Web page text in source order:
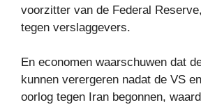
voorzitter van de Federal
tegen verslaggevers.
En economen waarschuwen dat
kunnen verergeren nadat de VS
oorlog tegen Iran begonnen,